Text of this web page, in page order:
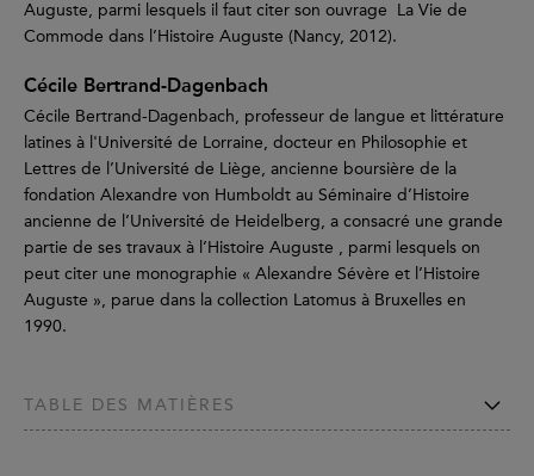
Auguste, parmi lesquels il faut citer son ouvrage La Vie de
Commode dans l’Histoire Auguste (Nancy, 2012).
Cécile Bertrand-Dagenbach
Cécile Bertrand-Dagenbach, professeur de langue et littérature
latines à l'Université de Lorraine, docteur en Philosophie et
Lettres de l’Université de Liège, ancienne boursière de la
fondation Alexandre von Humboldt au Séminaire d’Histoire
ancienne de l’Université de Heidelberg, a consacré une grande
partie de ses travaux à l’Histoire Auguste , parmi lesquels on
peut citer une monographie « Alexandre Sévère et l’Histoire
Auguste », parue dans la collection Latomus à Bruxelles en
1990.
TABLE DES MATIÈRES